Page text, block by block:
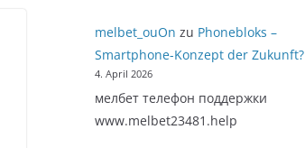
melbet_ouOn zu Phonebloks –
Smartphone-Konzept der Zukunft?
4. April 2026
мелбет телефон поддержки
www.melbet23481.help